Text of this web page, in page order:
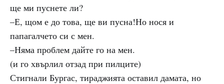
ще ми пуснете ли?
–Е, щом е до това, ще ви пусна!Но нося и
папагалчето си с мен.
–Няма проблем дайте го на мен.
(и го хвърлил отзад при пилците)
Стигнали Бургас, тираджията оставил дамата, но